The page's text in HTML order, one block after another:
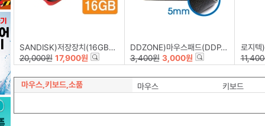
SANDISK)저장장치(16GB/Z50-BLADE)
20,000원 17,900원
DDZONE)마우스패드(DDP-002)
3,400원 3,000원
로지텍
마우스,키보드,소품 마우스 키보드